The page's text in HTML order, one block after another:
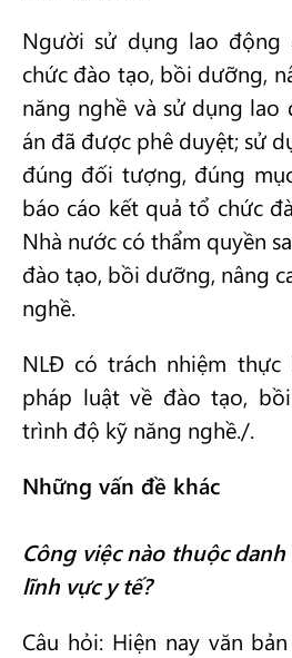
Người sử dụng lao động
chức đào tạo, bồi dưỡng,
năng nghề và sử dụng
án đã được phê duyệt; sử
đúng đối tượng, đúng
báo cáo kết quả tổ chức
Nhà nước có thẩm quyền
đào tạo, bồi dưỡng, nâng
nghề.
NLĐ có trách nhiệm thực
pháp luật về đào tạo,
trình độ kỹ năng nghề./.
Những vấn đề khác
Công việc nào thuộc
lĩnh vực y tế?
Câu hỏi: Hiện nay văn